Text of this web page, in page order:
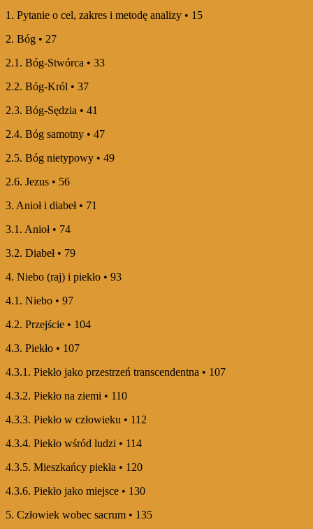
1. Pytanie o cel, zakres i metodę analizy • 15
2. Bóg • 27
2.1. Bóg-Stwórca • 33
2.2. Bóg-Król • 37
2.3. Bóg-Sędzia • 41
2.4. Bóg samotny • 47
2.5. Bóg nietypowy • 49
2.6. Jezus • 56
3. Anioł i diabeł • 71
3.1. Anioł • 74
3.2. Diabeł • 79
4. Niebo (raj) i piekło • 93
4.1. Niebo • 97
4.2. Przejście • 104
4.3. Piekło • 107
4.3.1. Piekło jako przestrzeń transcendentna • 107
4.3.2. Piekło na ziemi • 110
4.3.3. Piekło w człowieku • 112
4.3.4. Piekło wśród ludzi • 114
4.3.5. Mieszkańcy piekła • 120
4.3.6. Piekło jako miejsce • 130
5. Człowiek wobec sacrum • 135